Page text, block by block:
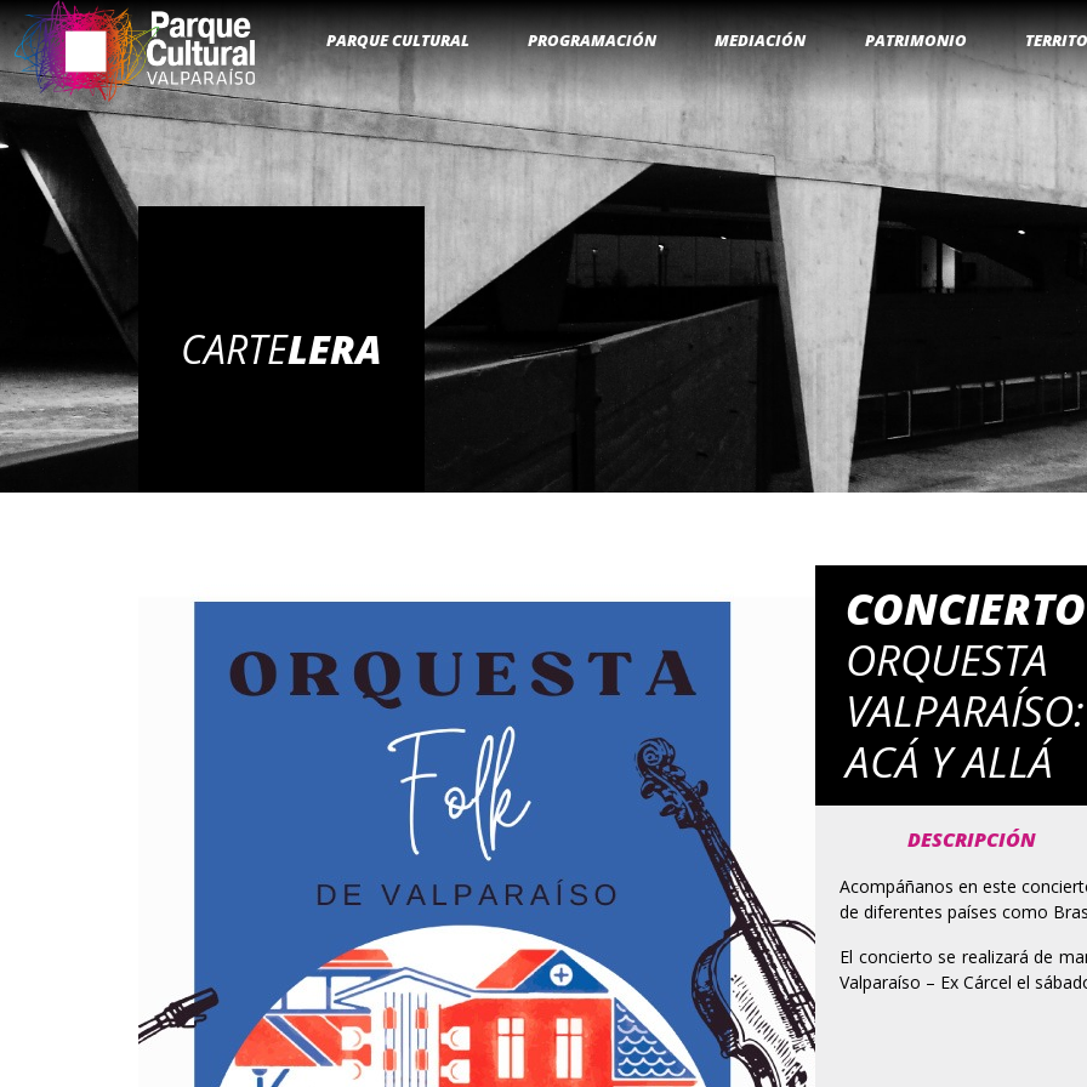
PARQUE CULTURAL PROGRAMACIÓN MEDIACIÓN PATRIMONIO
CARTELERA
CONCIERTO
ACÁ Y ALLÁ
DESCRIPCIÓN
Acompáñanos en este
de diferentes países como
El concierto se realizará de
Valparaíso – Ex Cárcel el